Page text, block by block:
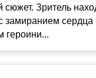
сюжет. Зритель
замиранием сердца
героини...